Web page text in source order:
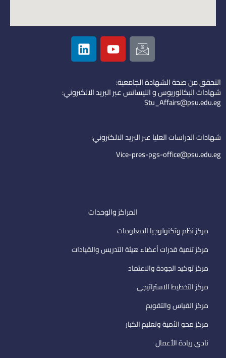
I
c
o
n
-
e
i
l
Y
o
u
u
b
L
i
n
e
d
التحقق من صحة الشهادة الجامعية:
شهادات البكالوريوس و الليسانس عبر البريد الالكتروني:
Stu_Affairs@psu.edu.eg
شهادات الدراسات العليا عبر البريد الالكتروني:
Vice-pres-pgs-office@psu.edu.eg
المراكز والوحدات
مركز نظم وتكنولوجيا المعلومات
مركز تنمية قدرات أعضاء هيئة التدريس والقيادات
مركز توكيد الجودة والاعتماد
مركز التخطيط الاستراتيجى
مركز القياس والتقويم
مركز محو الأمية وتعليم الكبار
نادى ريادة الأعمال